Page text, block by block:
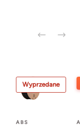
Wyprzedane
ABS